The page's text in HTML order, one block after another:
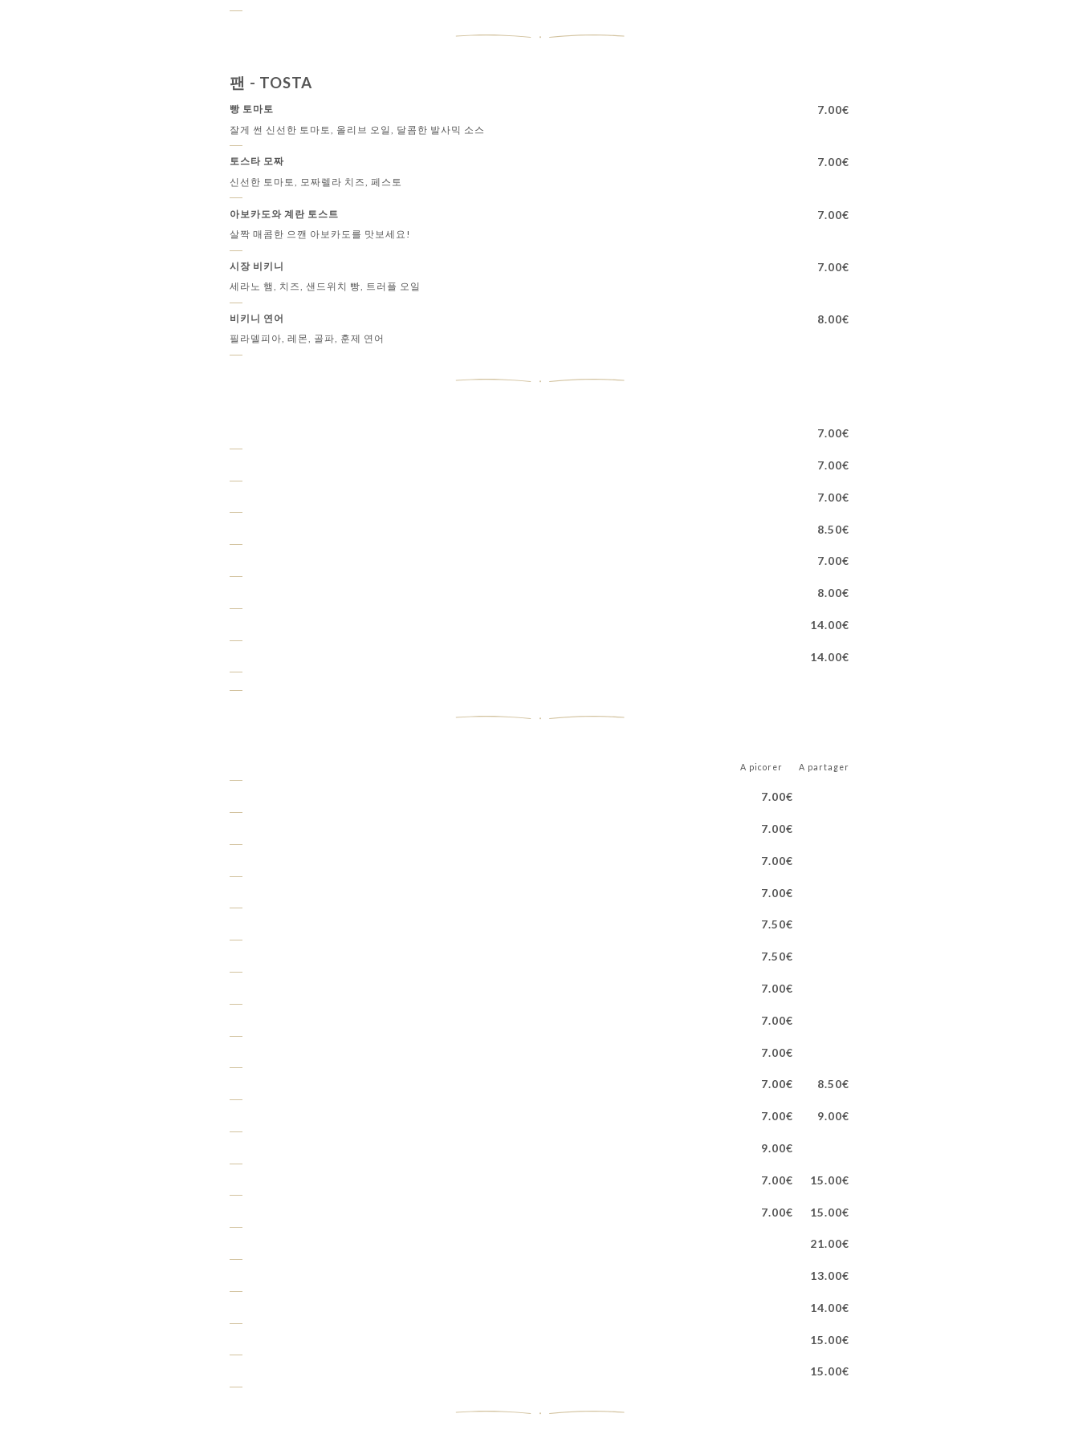
팬 - TOSTA
빵 토마토 7.00€
잘게 썬 신선한 토마토, 올리브 오일, 달콤한 발사믹 소스
토스타 모짜 7.00€
신선한 토마토, 모짜렐라 치즈, 페스토
아보카도와 계란 토스트 7.00€
살짝 매콤한 으깬 아보카도를 맛보세요!
시장 비키니 7.00€
세라노 햄, 치즈, 샌드위치 빵, 트러플 오일
비키니 연어 8.00€
필라델피아, 레몬, 골파, 훈제 연어
7.00€
7.00€
7.00€
8.50€
7.00€
8.00€
14.00€
14.00€
A picorer A partager
7.00€
7.00€
7.00€
7.00€
7.50€
7.50€
7.00€
7.00€
7.00€
7.00€ 8.50€
7.00€ 9.00€
9.00€
7.00€ 15.00€
7.00€ 15.00€
21.00€
13.00€
14.00€
15.00€
15.00€